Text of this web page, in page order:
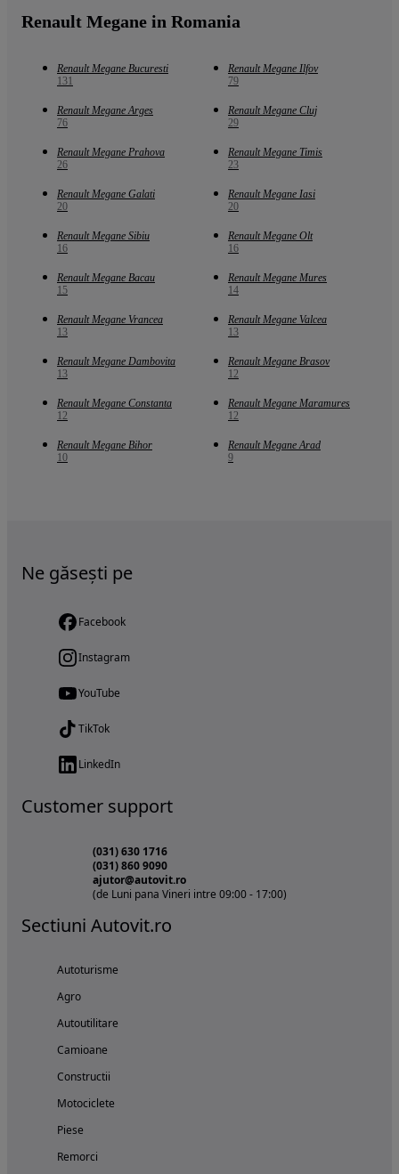
Renault Megane in Romania
Renault Megane Bucuresti
131
Renault Megane Ilfov
79
Renault Megane Arges
76
Renault Megane Cluj
29
Renault Megane Prahova
26
Renault Megane Timis
23
Renault Megane Galati
20
Renault Megane Iasi
20
Renault Megane Sibiu
16
Renault Megane Olt
16
Renault Megane Bacau
15
Renault Megane Mures
14
Renault Megane Vrancea
13
Renault Megane Valcea
13
Renault Megane Dambovita
13
Renault Megane Brasov
12
Renault Megane Constanta
12
Renault Megane Maramures
12
Renault Megane Bihor
10
Renault Megane Arad
9
Ne găsești pe
Facebook
Instagram
YouTube
TikTok
LinkedIn
Customer support
(031) 630 1716
(031) 860 9090
ajutor@autovit.ro
(de Luni pana Vineri intre 09:00 - 17:00)
Sectiuni Autovit.ro
Autoturisme
Agro
Autoutilitare
Camioane
Constructii
Motociclete
Piese
Remorci